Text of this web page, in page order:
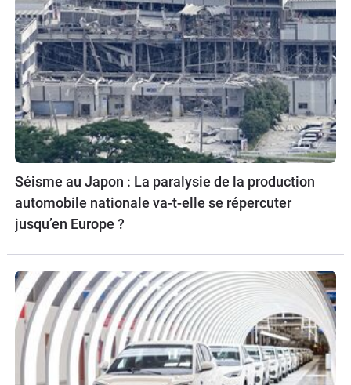
Séisme au Japon : La paralysie de la production
automobile nationale va-t-elle se répercuter
jusqu’en Europe ?